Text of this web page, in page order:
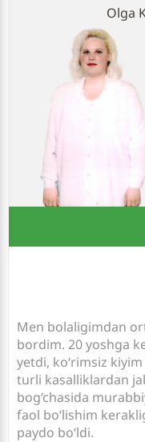
Olga
Men bolaligimdan
bordim. 20 yoshga
yetdi, ko‘rimsiz
turli kasalliklardan
bog‘chasida
faol bo‘lishim
paydo bo‘ldi.